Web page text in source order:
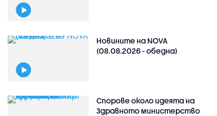
Новините на NOVA
(08.08.2026 - обедна)
Спорове около идеята на
Здравното министерство